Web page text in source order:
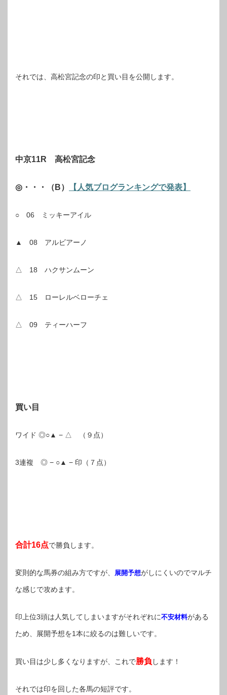
それでは、高松宮記念の印と買い目を公開します。
中京11R 高松宮記念
◎・・・（B） 【人気ブログランキングで発表】
○ 06 ミッキーアイル
▲ 08 アルビアーノ
△ 18 ハクサンムーン
△ 15 ローレルベローチェ
△ 09 ティーハーフ
買い目
ワイド ◎○▲ − △ （９点）
3連複 ◎ − ○▲ − 印（７点）
合計16点で勝負します。
変則的な馬券の組み方ですが、 展開予想がしにくいのでマルチ
な感じで攻めます。
印上位3頭は人気してしまいますがそれぞれに不安材料がある
ため、展開予想を1本に絞るのは難しいです。
買い目は少し多くなりますが、これで勝負 します！
それでは印を回した各馬の短評です。